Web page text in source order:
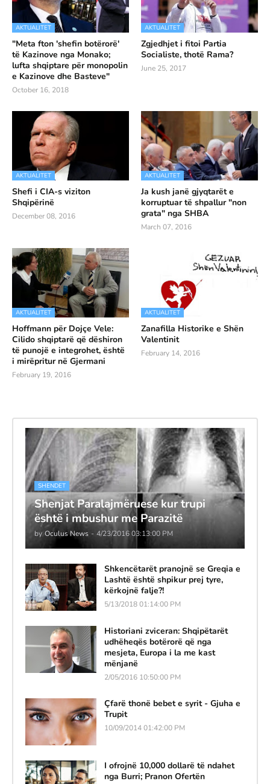
AKTUALITET
"Meta fton 'shefin botërorë'
të Kazinove nga Monako;
lufta shqiptare për monopolin
e Kazinove dhe Basteve"
October 16, 2018
AKTUALITET
Zgjedhjet i fitoi Partia
Socialiste, thotë Rama?
June 25, 2017
AKTUALITET
Shefi i CIA-s viziton
Shqipërinë
December 08, 2016
AKTUALITET
Ja kush janë gjyqtarët e
korruptuar të shpallur "non
grata" nga SHBA
March 07, 2016
AKTUALITET
Hoffmann për Dojçe Vele:
Cilido shqiptarë që dëshiron
të punojë e integrohet, është
i mirëpritur në Gjermani
February 19, 2016
AKTUALITET
Zanafilla Historike e Shën
Valentinit
February 14, 2016
SHENDET
Shenjat Paralajmëruese kur trupi
është i mbushur me Parazitë
by Oculus News - 4/23/2016 03:13:00 PM
Shkencëtarët pranojnë se Greqia e
Lashtë është shpikur prej tyre,
kërkojnë falje?!
5/13/2018 01:14:00 PM
Historiani zviceran: Shqipëtarët
udhëheqës botërorë që nga
mesjeta, Europa i la me kast
mënjanë
2/05/2016 10:50:00 PM
Çfarë thonë bebet e syrit - Gjuha e
Trupit
10/09/2014 01:42:00 PM
I ofrojnë 10,000 dollarë të ndahet
nga Burri; Pranon Ofertën